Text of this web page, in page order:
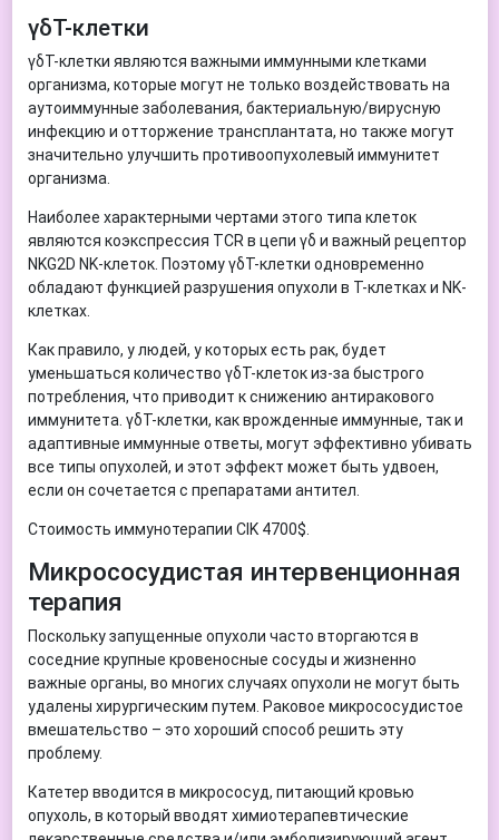
γδT-клетки
γδT-клетки являются важными иммунными клетками
организма, которые могут не только воздействовать на
аутоиммунные заболевания, бактериальную/вирусную
инфекцию и отторжение трансплантата, но также могут
значительно улучшить противоопухолевый иммунитет
организма.
Наиболее характерными чертами этого типа клеток
являются коэкспрессия TCR в цепи γδ и важный рецептор
NKG2D NK-клеток. Поэтому γδT-клетки одновременно
обладают функцией разрушения опухоли в Т-клетках и NK-
клетках.
Как правило, у людей, у которых есть рак, будет
уменьшаться количество γδT-клеток из-за быстрого
потребления, что приводит к снижению антиракового
иммунитета. γδT-клетки, как врожденные иммунные, так и
адаптивные иммунные ответы, могут эффективно убивать
все типы опухолей, и этот эффект может быть удвоен,
если он сочетается с препаратами антител.
Стоимость иммунотерапии CIK 4700$.
Микрососудистая интервенционная
терапия
Поскольку запущенные опухоли часто вторгаются в
соседние крупные кровеносные сосуды и жизненно
важные органы, во многих случаях опухоли не могут быть
удалены хирургическим путем. Раковое микрососудистое
вмешательство – это хороший способ решить эту
проблему.
Катетер вводится в микрососуд, питающий кровью
опухоль, в который вводят химиотерапевтические